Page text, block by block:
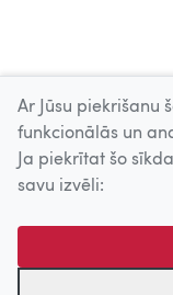
Ar Jūsu piekrišanu
funkcionālās un
Ja piekrītat šo
savu izvēli: